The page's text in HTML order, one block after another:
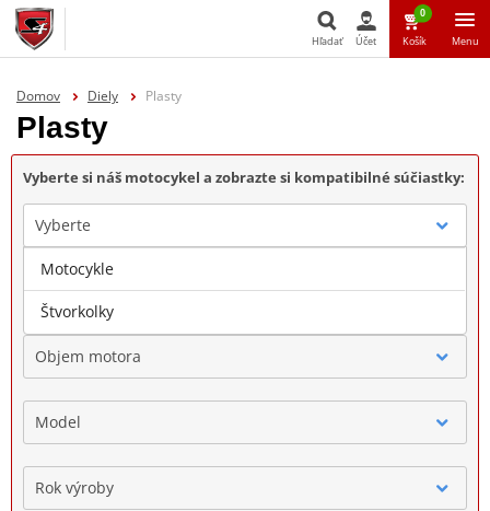
Hľadať Účet
0
Košík Menu
Domov Diely Plasty
Plasty
Vyberte si náš motocykel a zobrazte si kompatibilné súčiastky:
Vyberte
Značka
Objem motora
Model
Rok výroby
Motocykle
Štvorkolky